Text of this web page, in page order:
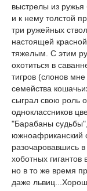
выстрелы из
и к нему толстой
три ружейных
настоящей
тяжелым. С этим
охотиться в
тигров (слонов
семейства
сыграл свою роль
одноклассников
"Барабаны
южноафриканский
разочаровавшись
хоботных гигантов
но в то же время
даже